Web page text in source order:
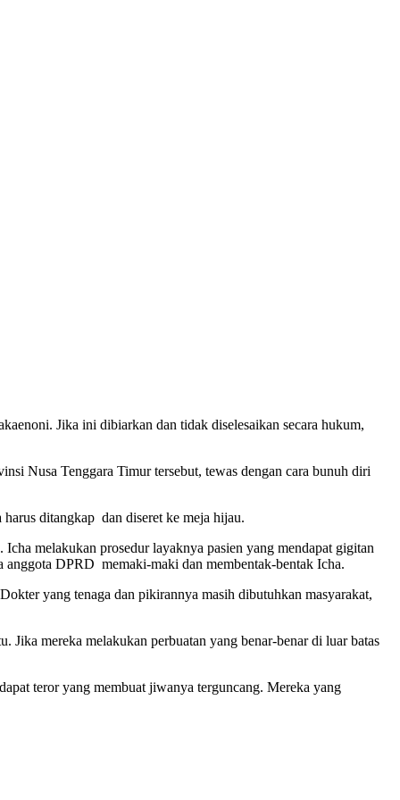
Jika ini dibiarkan dan tidak diselesaikan secara hukum,
Nusa Tenggara Timur tersebut, tewas dengan cara bunuh diri
ditangkap dan diseret ke meja hijau.
melakukan prosedur layaknya pasien yang mendapat gigitan
anggota DPRD memaki-maki dan membentak-bentak Icha.
yang tenaga dan pikirannya masih dibutuhkan masyarakat,
mereka melakukan perbuatan yang benar-benar di luar batas
teror yang membuat jiwanya terguncang. Mereka yang